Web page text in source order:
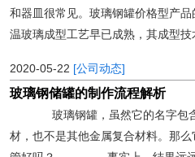
和器皿很常见。玻璃钢罐价格型产
温玻璃成型工艺早已成熟，其成型技
2020-05-22 [公司动态]
玻璃钢储罐的制作流程解析
玻璃钢罐，虽然它的名字包
材，也不是其他金属复合材料。那